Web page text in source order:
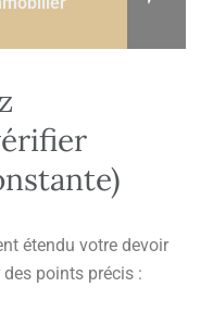
étendu votre devoir
points précis :